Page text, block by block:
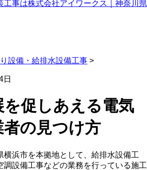
設備・給排水設備工事 >
日
を促しあえる電気
の見つけ方
横浜市を本拠地として、給排水設備工
調設備工事などの業務を行っている施工